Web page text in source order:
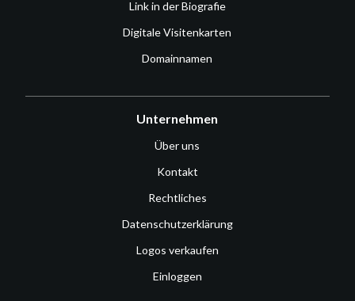
Link in der Biografie
Digitale Visitenkarten
Domainnamen
Unternehmen
Über uns
Kontakt
Rechtliches
Datenschutzerklärung
Logos verkaufen
Einloggen